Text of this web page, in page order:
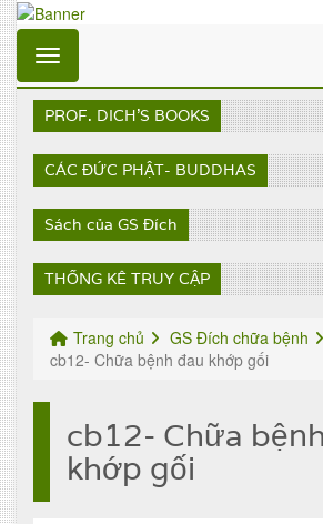
Toggle navigation
PROF. DICH'S BOOKS
CÁC ĐỨC PHẬT- BUDDHAS
Sách của GS Đích
THỐNG KÊ TRUY CẬP
Trang chủ
GS Đích chữa bệnh
cb12- Chữa bệnh đau khớp gối
cb12- Chữa
khớp gối